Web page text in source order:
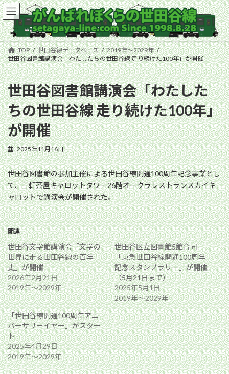
コ
ン
テ
ン
ツ
へ
ス
キ
ッ
プ
ナ
ビ
ゲ
ー
シ
ョ
ン
に
移
動
TOP 世田谷線データベース
2019年〜2029年
世田谷図書館講演会「わたしたちの世田谷線 走り続けた100年」が開催
世田谷図書館講演会「わたした
ちの世田谷線 走り続けた100年」
が開催
2025年11月16日
世田谷図書館の参加主催による世田谷線開通100周年記念事業とし
て、三軒茶屋キャロットタワー26階オークラレストランスカイキ
ャロットで講演会が開催された。
関連
世田谷文学館講演会「文学の
世界に走る世田谷線の百年
史」が開催
2026年2月21日
2019年〜2029年
世田谷区立図書館5館合同
「東急世田谷線開通100周年
記念スタンプラリー」が開催
（5月21日まで）
2025年5月1日
2019年〜2029年
「世田谷線開通100周年アニ
バーサリーイヤー」がスター
ト
2025年4月29日
2019年〜2029年